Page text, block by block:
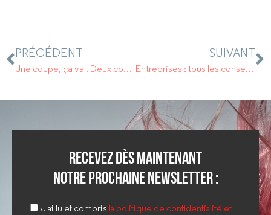
PRÉCÉDENT
Une coupe, ça va ! Deux coupes : bonjour les dégâts !
SUIVANT
Entreprises : tous les conseils pour faire face aux cyberattaques.
Recevez dès maintenant
notre prochaine newsletter :
J'ai lu et compris la politique de confidentialité et